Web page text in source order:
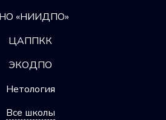
«НИИДПО»
ЦАППКК
ЭКОДПО
Нетология
Все школы